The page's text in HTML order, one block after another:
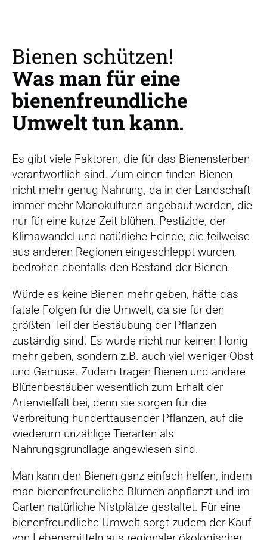
Bienen schützen!
Was man für eine
bienenfreundliche
Umwelt tun kann.
Es gibt viele Faktoren, die für das Bienensterben
verantwortlich sind. Zum einen finden Bienen
nicht mehr genug Nahrung, da in der Landschaft
immer mehr Monokulturen angebaut werden, die
nur für eine kurze Zeit blühen. Pestizide, der
Klimawandel und natürliche Feinde, die teilweise
aus anderen Regionen eingeschleppt wurden,
bedrohen ebenfalls den Bestand der Bienen.
Würde es keine Bienen mehr geben, hätte das
fatale Folgen für die Umwelt, da sie für den
größten Teil der Bestäubung der Pflanzen
zuständig sind. Es würde nicht nur keinen Honig
mehr geben, sondern z.B. auch viel weniger Obst
und Gemüse. Zudem tragen Bienen und andere
Blütenbestäuber wesentlich zum Erhalt der
Artenvielfalt bei, denn sie sorgen für die
Verbreitung hunderttausender Pflanzen, auf die
wiederum unzählige Tierarten als
Nahrungsgrundlage angewiesen sind.
Man kann den Bienen ganz einfach helfen, indem
man bienenfreundliche Blumen anpflanzt und im
Garten natürliche Nistplätze gestaltet. Für eine
bienenfreundliche Umwelt sorgt zudem der Kauf